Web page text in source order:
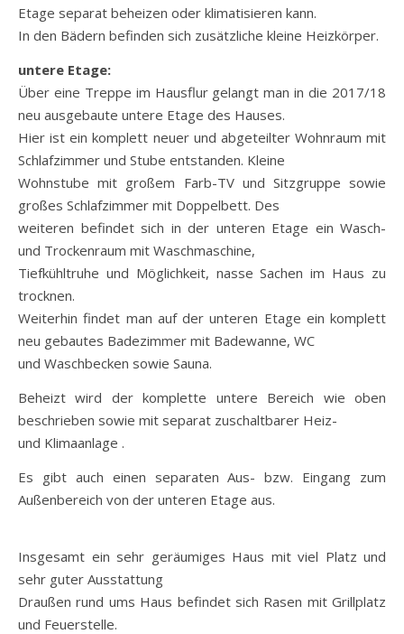
Etage separat beheizen oder klimatisieren kann.
In den Bädern befinden sich zusätzliche kleine Heizkörper.
untere Etage:
Über eine Treppe im Hausflur gelangt man in die 2017/18
neu ausgebaute untere Etage des Hauses.
Hier ist ein komplett neuer und abgeteilter Wohnraum mit
Schlafzimmer und Stube entstanden. Kleine
Wohnstube mit großem Farb-TV und Sitzgruppe sowie
großes Schlafzimmer mit Doppelbett. Des
weiteren befindet sich in der unteren Etage ein Wasch-
und Trockenraum mit Waschmaschine,
Tiefkühltruhe und Möglichkeit, nasse Sachen im Haus zu
trocknen.
Weiterhin findet man auf der unteren Etage ein komplett
neu gebautes Badezimmer mit Badewanne, WC
und Waschbecken sowie Sauna.
Beheizt wird der komplette untere Bereich wie oben
beschrieben sowie mit separat zuschaltbarer Heiz-
und Klimaanlage .
Es gibt auch einen separaten Aus- bzw. Eingang zum
Außenbereich von der unteren Etage aus.
Insgesamt ein sehr geräumiges Haus mit viel Platz und
sehr guter Ausstattung
Draußen rund ums Haus befindet sich Rasen mit Grillplatz
und Feuerstelle.